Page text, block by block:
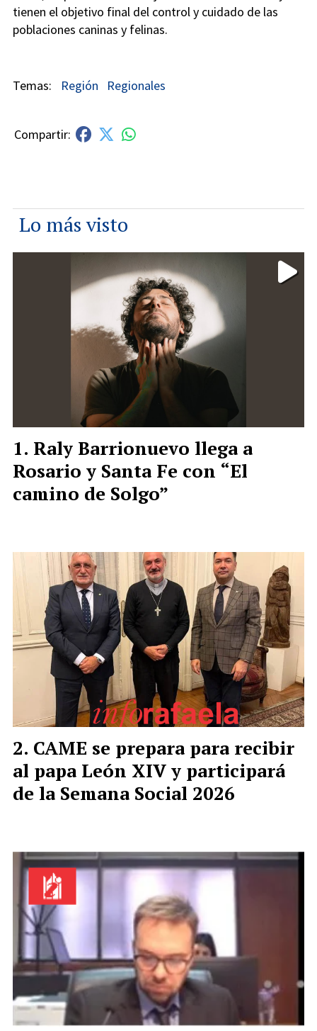
tienen el objetivo final del control y cuidado de las
poblaciones caninas y felinas.
Región Regionales
Lo más visto
Raly Barrionuevo llega a
Rosario y Santa Fe con “El
camino de Solgo”
CAME se prepara para recibir
al papa León XIV y participará
de la Semana Social 2026